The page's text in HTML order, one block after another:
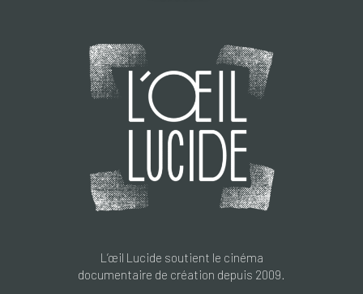
L’œil Lucide soutient le cinéma
documentaire de création depuis 2009.